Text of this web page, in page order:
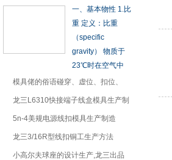
一、基本物性 1.比
重 定义：比重
（specific
gravity） 物质于
23℃时在空气中
模具佬的俗语碰穿、虚位、扣位、
龙三L6310快接端子线盒模具生产制
5n-4美规电源线扣模具生产制造
龙三3/16R型线扣铜工生产方法
小高尔夫球座的设计生产,龙三出品